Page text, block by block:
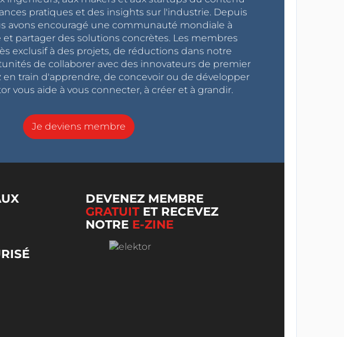
pratiques et des insights sur l'industrie. Depuis
avons encouragé une communauté mondiale à
partager des solutions concrètes. Les membres
exclusif à des projets, de réductions dans notre
de collaborer avec des innovateurs de premier
en train d'apprendre, de concevoir ou de développer
vous aide à vous connecter, à créer et à grandir.
Je deviens membre
DEVENEZ MEMBRE
GRATUITET RECEVEZ
NOTRE E-ZINE